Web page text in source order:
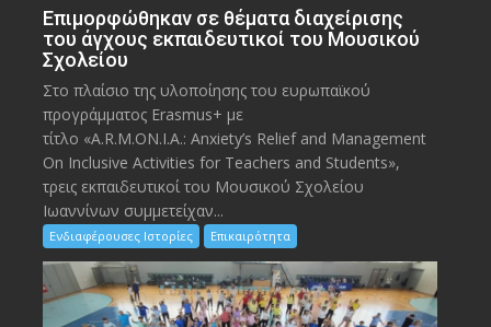
Eπιμορφώθηκαν σε θέματα διαχείρισης
του άγχους εκπαιδευτικοί του Μουσικού
Σχολείου
Στο πλαίσιο της υλοποίησης του ευρωπαϊκού
προγράμματος Erasmus+ με
τίτλο «A.R.M.ON.I.A.: Anxiety’s Relief and Management
On Inclusive Activities for Teachers and Students»,
τρεις εκπαιδευτικοί του Μουσικού Σχολείου
Ιωαννίνων συμμετείχαν...
Ενδιαφέρουσες Ιστορίες Επικαιρότητα